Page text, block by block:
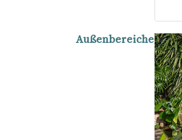
Außenbereiche